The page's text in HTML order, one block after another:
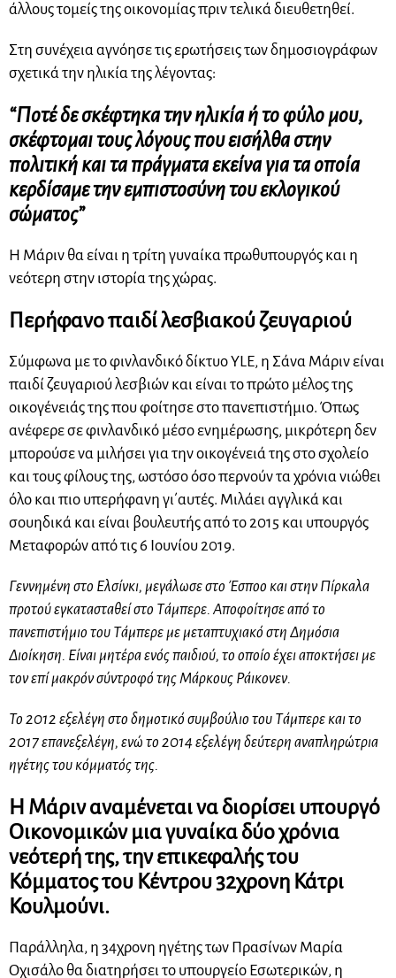
άλλους τομείς της οικονομίας πριν τελικά διευθετηθεί.
Στη συνέχεια αγνόησε τις ερωτήσεις των δημοσιογράφων
σχετικά την ηλικία της λέγοντας:
“Ποτέ δε σκέφτηκα την ηλικία ή το φύλο μου,
σκέφτομαι τους λόγους που εισήλθα στην
πολιτική και τα πράγματα εκείνα για τα οποία
κερδίσαμε την εμπιστοσύνη του εκλογικού
σώματος”
Η Μάριν θα είναι η τρίτη γυναίκα πρωθυπουργός και η
νεότερη στην ιστορία της χώρας.
Περήφανο παιδί λεσβιακού ζευγαριού
Σύμφωνα με το φινλανδικό δίκτυο YLE, η Σάνα Μάριν είναι
παιδί ζευγαριού λεσβιών και είναι το πρώτο μέλος της
οικογένειάς της που φοίτησε στο πανεπιστήμιο. Όπως
ανέφερε σε φινλανδικό μέσο ενημέρωσης, μικρότερη δεν
μπορούσε να μιλήσει για την οικογένειά της στο σχολείο
και τους φίλους της, ωστόσο όσο περνούν τα χρόνια νιώθει
όλο και πιο υπερήφανη γι΄αυτές. Μιλάει αγγλικά και
σουηδικά και είναι βουλευτής από το 2015 και υπουργός
Μεταφορών από τις 6 Ιουνίου 2019.
Γεννημένη στο Ελσίνκι, μεγάλωσε στο Έσποο και στην Πίρκαλα
προτού εγκατασταθεί στο Τάμπερε. Αποφοίτησε από το
πανεπιστήμιο του Τάμπερε με μεταπτυχιακό στη Δημόσια
Διοίκηση. Είναι μητέρα ενός παιδιού, το οποίο έχει αποκτήσει με
τον επί μακρόν σύντροφό της Μάρκους Ράικονεν.
Το 2012 εξελέγη στο δημοτικό συμβούλιο του Τάμπερε και το
2017 επανεξελέγη, ενώ το 2014 εξελέγη δεύτερη αναπληρώτρια
ηγέτης του κόμματός της.
Η Μάριν αναμένεται να διορίσει υπουργό
Οικονομικών μια γυναίκα δύο χρόνια
νεότερή της, την επικεφαλής του
Κόμματος του Κέντρου 32χρονη Κάτρι
Κουλμούνι.
Παράλληλα, η 34χρονη ηγέτης των Πρασίνων Μαρία
Οχισάλο θα διατηρήσει το υπουργείο Εσωτερικών, η